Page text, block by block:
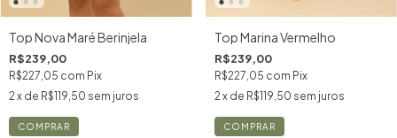
Top Nova Maré Berinjela
R$239,00
R$227,05 com Pix
2 x de R$119,50 sem juros
COMPRAR
Top Marina Vermelho
R$239,00
R$227,05 com Pix
2x de R$119,50 sem juros
COMPRAR